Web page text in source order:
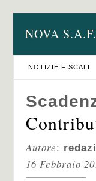
NOVA S.A.F.
NOTIZIE FISCALI
Autore:
16 Febbraio